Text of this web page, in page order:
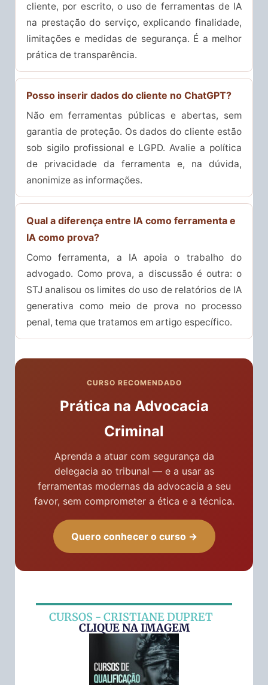
cliente, por escrito, o uso de ferramentas de IA
na prestação do serviço, explicando finalidade,
limitações e medidas de segurança. É a melhor
prática de transparência.
Posso inserir dados do cliente no ChatGPT?
Não em ferramentas públicas e abertas, sem
garantia de proteção. Os dados do cliente estão
sob sigilo profissional e LGPD. Avalie a política
de privacidade da ferramenta e, na dúvida,
anonimize as informações.
Qual a diferença entre IA como ferramenta e
IA como prova?
Como ferramenta, a IA apoia o trabalho do
advogado. Como prova, a discussão é outra: o
STJ analisou os limites do uso de relatórios de IA
generativa como meio de prova no processo
penal, tema que tratamos em artigo específico.
CURSO RECOMENDADO
Prática na Advocacia
Criminal
Aprenda a atuar com segurança da
delegacia ao tribunal — e a usar as
ferramentas modernas da advocacia a seu
favor, sem comprometer a ética e a técnica.
Quero conhecer o curso →
CURSOS - CRISTIANE DUPRET
CLIQUE NA IMAGEM